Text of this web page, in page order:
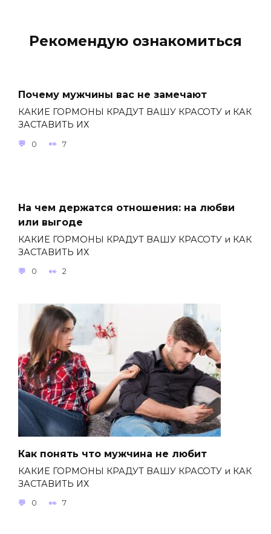
Рекомендую ознакомиться
Почему мужчины вас не замечают
КАКИЕ ГОРМОНЫ КРАДУТ ВАШУ КРАСОТУ и КАК
ЗАСТАВИТЬ ИХ
0 7
На чем держатся отношения: на любви
или выгоде
КАКИЕ ГОРМОНЫ КРАДУТ ВАШУ КРАСОТУ и КАК
ЗАСТАВИТЬ ИХ
0 2
Как понять что мужчина не любит
КАКИЕ ГОРМОНЫ КРАДУТ ВАШУ КРАСОТУ и КАК
ЗАСТАВИТЬ ИХ
0 7